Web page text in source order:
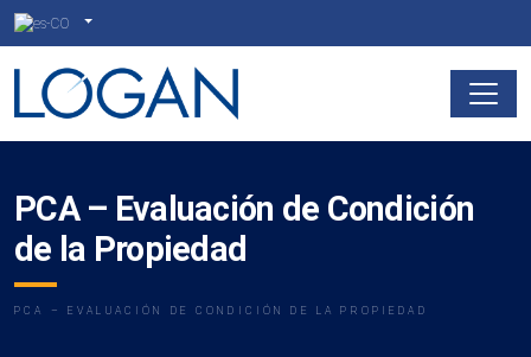
PCA – Evaluación de Condición
de la Propiedad
PCA – EVALUACIÓN DE CONDICIÓN DE LA PROPIEDAD